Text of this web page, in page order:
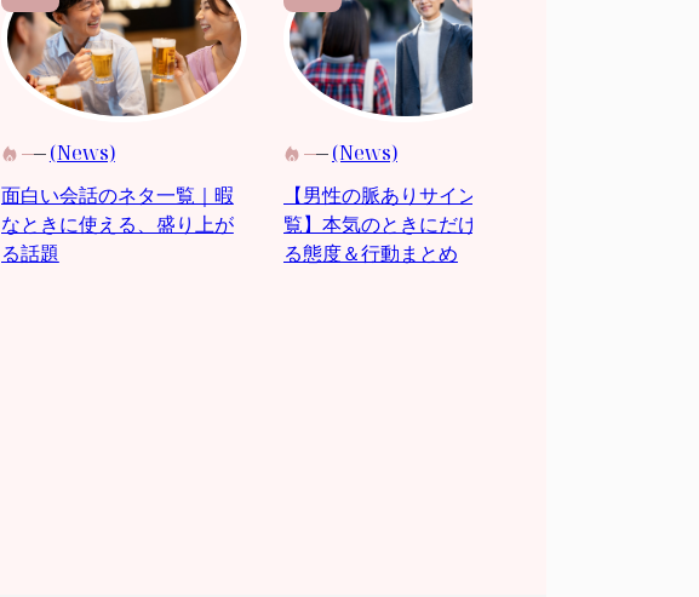
(News)
面白い会話のネタ一覧｜暇
なときに使える、盛り上が
る話題
(News)
【男性の脈ありサイン一
覧】本気のときにだけ見せ
る態度＆行動まとめ